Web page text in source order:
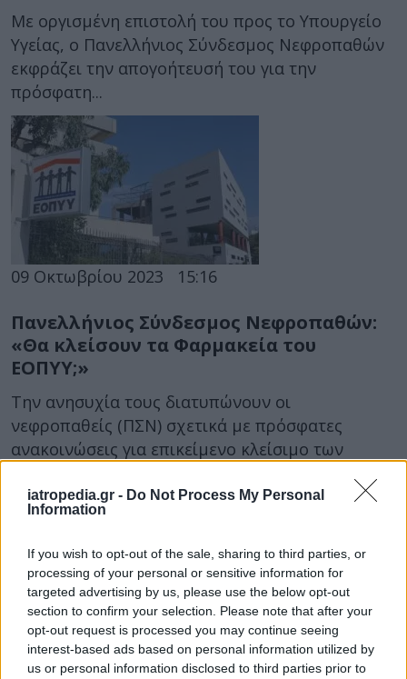
iatropedia.gr - Do Not Process My Personal
Information
If you wish to opt-out of the sale, sharing to third parties, or
processing of your personal or sensitive information for
targeted advertising by us, please use the below opt-out
section to confirm your selection. Please note that after your
opt-out request is processed you may continue seeing
interest-based ads based on personal information utilized by
us or personal information disclosed to third parties prior to
Με οργισμένη επιστολή του προς το Υπουργείο
Υγείας, ο Πανελλήνιος Σύνδεσμος Νεφροπαθών
εκφράζει την απογοήτευσή του για την
πρόσφατη...
09 Οκτωβρίου 2023 15:16
Πανελλήνιος Σύνδεσμος Νεφροπαθών:
«Θα κλείσουν τα Φαρμακεία του
ΕΟΠΥΥ;»
Την ανησυχία τους διατυπώνουν οι
νεφροπαθείς (ΠΣΝ) σχετικά με πρόσφατες
ανακοινώσεις για επικείμενο κλείσιμο των